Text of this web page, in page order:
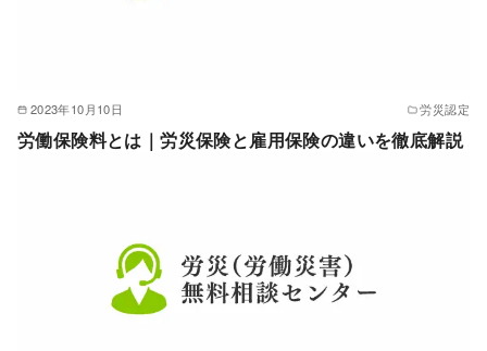
2023年10月10日 労災認定
労働保険料とは｜労災保険と雇用保険の違いを徹底解説